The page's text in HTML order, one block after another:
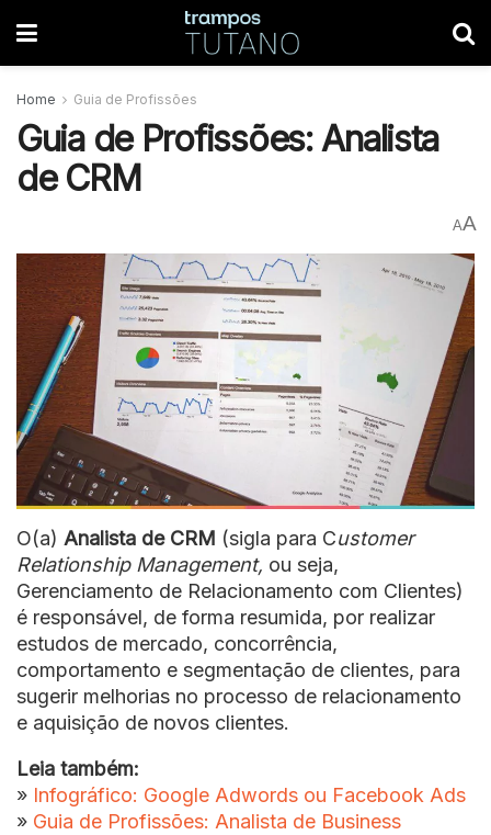
Home Guia de Profissões
Guia de Profissões: Analista
de CRM
AA
O(a) Analista de CRM (sigla para Customer
Relationship Management, ou seja,
Gerenciamento de Relacionamento com Clientes)
é responsável, de forma resumida, por realizar
estudos de mercado, concorrência,
comportamento e segmentação de clientes, para
sugerir melhorias no processo de relacionamento
e aquisição de novos clientes.
Leia também:
» Infográfico: Google Adwords ou Facebook Ads
» Guia de Profissões: Analista de Business